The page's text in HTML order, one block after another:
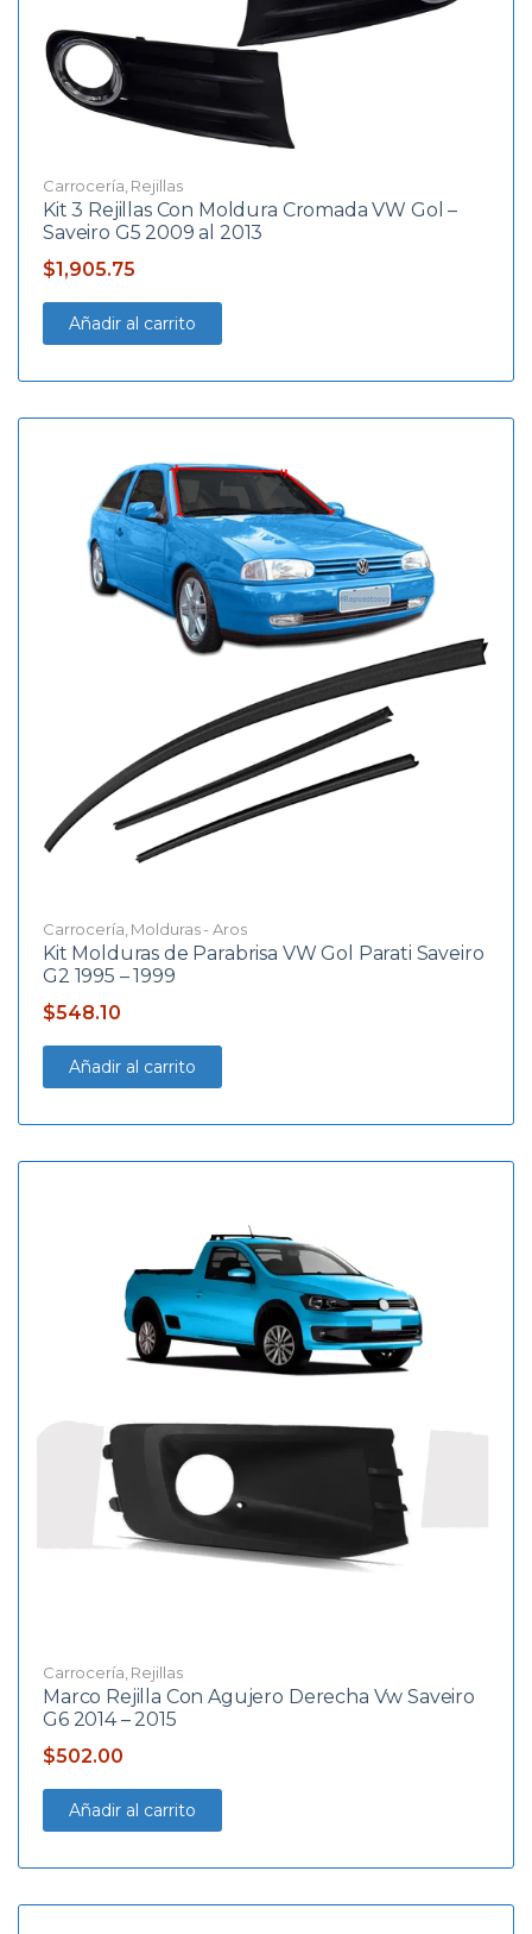
Carrocería Rejillas
Kit 3 Rejillas Con Moldura Cromada VW Gol –
Saveiro G5 2009 al 2013
$1,905.75
Añadir al carrito
Carrocería Molduras - Aros
Kit Molduras de Parabrisa VW Gol Parati Saveiro
G2 1995 – 1999
$548.10
Añadir al carrito
Carrocería Rejillas
Marco Rejilla Con Agujero Derecha Vw Saveiro
G6 2014 – 2015
$502.00
Añadir al carrito